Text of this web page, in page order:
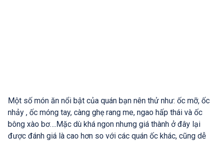
Một số món ăn nổi bật của quán bạn nên thử như: ốc mỡ, ốc
nhảy , ốc móng tay, càng ghẹ rang me, ngao hấp thái và ốc
bông xào bơ….Mặc dù khá ngon nhưng giá thành ở đây lại
được đánh giá là cao hơn so với các quán ốc khác, cũng dễ